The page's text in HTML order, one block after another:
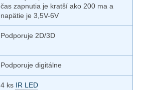
čas zapnutia je kratší ako 200 ma a
napätie je 3,5V-6V
Podporuje 2D/3D
Podporuje digitálne
4 ks IR LED